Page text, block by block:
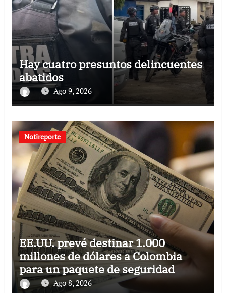
Hay cuatro presuntos delincuentes
abatidos
Ago 9, 2026
Notireporte
EE.UU. prevé destinar 1.000
millones de dólares a Colombia
para un paquete de seguridad
Ago 8, 2026